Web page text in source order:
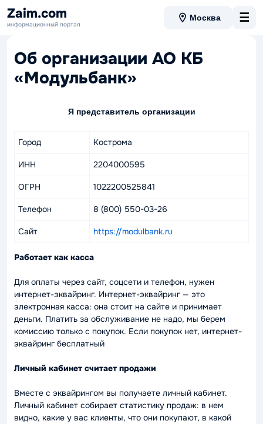
Zaim.com
информационный портал
Москва ☰
Об организации АО КБ
«Модульбанк»
Я представитель организации
Город Кострома
ИНН 2204000595
ОГРН 1022200525841
Телефон 8 (800) 550-03-26
Сайт https://modulbank.ru
Работает как касса
Для оплаты через сайт, соцсети и телефон, нужен
интернет-эквайринг. Интернет-эквайринг — это
электронная касса: она стоит на сайте и принимает
деньги. Платить за обслуживание не надо, мы берем
комиссию только с покупок. Если покупок нет, интернет-
эквайринг бесплатный
Личный кабинет считает продажи
Вместе с эквайрингом вы получаете личный кабинет.
Личный кабинет собирает статистику продаж: в нем
видно, какие у вас клиенты, что они покупают, в какой